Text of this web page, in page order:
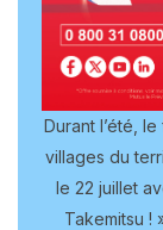
Durant l’été,
villages du
le 22 juillet
Takemitsu !